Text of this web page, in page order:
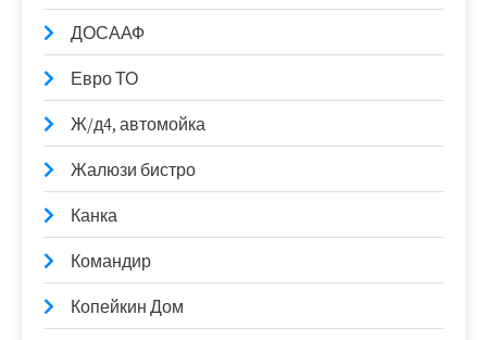
ДОСААФ
Евро ТО
Ж/д4, автомойка
Жалюзи бистро
Канка
Командир
Копейкин Дом